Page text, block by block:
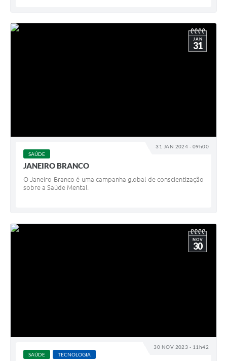
31 JAN 2024 - 09h00
JAN
31
SAÚDE
JANEIRO BRANCO
O Janeiro Branco é uma campanha global de conscientização
sobre a Saúde Mental.
30 NOV 2023 - 11h42
NOV
30
SAÚDE TECNOLOGIA